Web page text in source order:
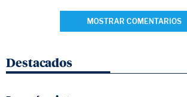
MOSTRAR COMENTARIOS
Destacados